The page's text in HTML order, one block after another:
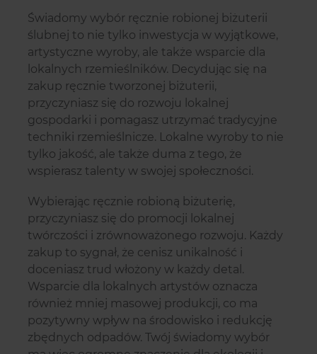
Świadomy wybór ręcznie robionej biżuterii
ślubnej to nie tylko inwestycja w wyjątkowe,
artystyczne wyroby, ale także wsparcie dla
lokalnych rzemieślników. Decydując się na
zakup ręcznie tworzonej biżuterii,
przyczyniasz się do rozwoju lokalnej
gospodarki i pomagasz utrzymać tradycyjne
techniki rzemieślnicze. Lokalne wyroby to nie
tylko jakość, ale także duma z tego, że
wspierasz talenty w swojej społeczności.
Wybierając ręcznie robioną biżuterię,
przyczyniasz się do promocji lokalnej
twórczości i zrównoważonego rozwoju. Każdy
zakup to sygnał, że cenisz unikalność i
doceniasz trud włożony w każdy detal.
Wsparcie dla lokalnych artystów oznacza
również mniej masowej produkcji, co ma
pozytywny wpływ na środowisko i redukcję
zbędnych odpadów. Twój świadomy wybór